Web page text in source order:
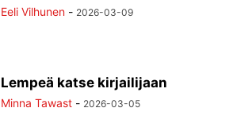
Eeli Vilhunen - 2026-03-09
Lempeä katse kirjailijaan
Minna Tawast - 2026-03-05